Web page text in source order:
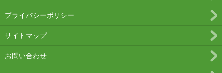
プライバシーポリシー
サイトマップ
お問い合わせ